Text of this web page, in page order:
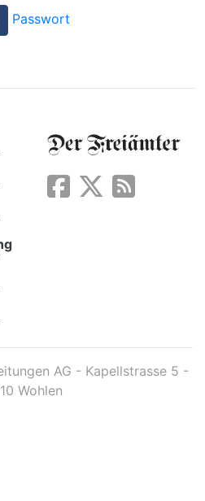
Passwort
AG - Kapellstrasse 5 -
Wohlen